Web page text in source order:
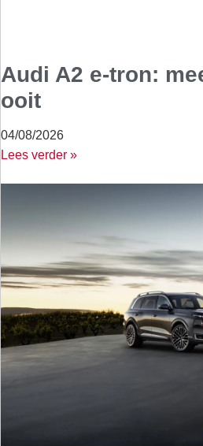
Audi A2 e-tron:
ooit
04/08/2026
Lees verder »